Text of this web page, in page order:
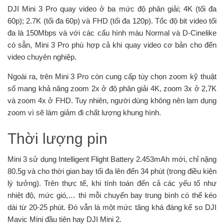
DJI Mini 3 Pro quay video ở ba mức độ phân giải; 4K (tối đa
60p); 2.7K (tối đa 60p) và FHD (tối đa 120p). Tốc độ bit video tối
đa là 150Mbps và với các cấu hình màu Normal và D-Cinelike
có sẵn, Mini 3 Pro phù hợp cả khi quay video cơ bản cho đến
video chuyên nghiệp.
Ngoài ra, trên Mini 3 Pro còn cung cấp tùy chọn zoom kỹ thuật
số mang khả năng zoom 2x ở độ phân giải 4K, zoom 3x ở 2,7K
và zoom 4x ở FHD. Tuy nhiên, người dùng không nên lạm dụng
zoom vì sẽ làm giảm đi chất lượng khung hình.
Thời lượng pin
Mini 3 sử dụng Intelligent Flight Battery 2.453mAh mới, chỉ nặng
80.5g và cho thời gian bay tối đa lên đến 34 phút (trong điều kiện
lý tưởng). Trên thực tế, khi tính toán đến cả các yếu tố như
nhiệt độ, mức gió,… thì mỗi chuyến bay trung bình có thể kéo
dài từ 20-25 phút. Đó vẫn là một mức tăng khá đáng kể so DJI
Mavic Mini đầu tiên hay DJI Mini 2.